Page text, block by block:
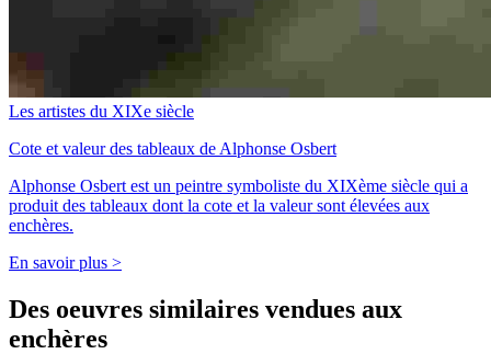
Les artistes du XIXe siècle
Cote et valeur des tableaux de Alphonse Osbert
Alphonse Osbert est un peintre symboliste du XIXème siècle qui a
produit des tableaux dont la cote et la valeur sont élevées aux
enchères.
En savoir plus >
Des oeuvres similaires vendues aux
enchères